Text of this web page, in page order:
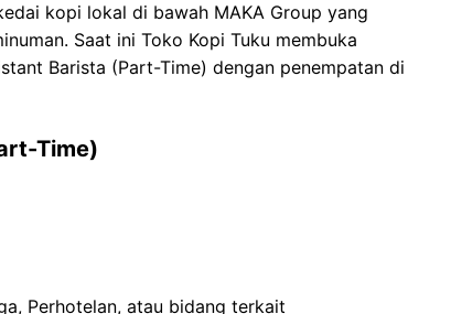
kopi lokal di bawah MAKA Group yang
Saat ini Toko Kopi Tuku membuka
Barista (Part-Time) dengan penempatan di
Time)
Perhotelan, atau bidang terkait